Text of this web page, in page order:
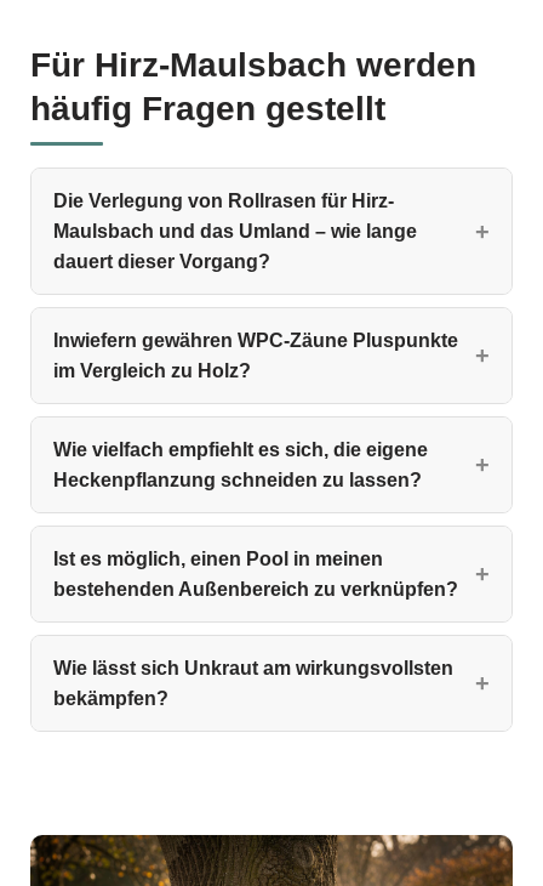
Für Hirz-Maulsbach werden
häufig Fragen gestellt
Die Verlegung von Rollrasen für Hirz-
Maulsbach und das Umland – wie lange
dauert dieser Vorgang?
Inwiefern gewähren WPC‑Zäune Pluspunkte
im Vergleich zu Holz?
Wie vielfach empfiehlt es sich, die eigene
Heckenpflanzung schneiden zu lassen?
Ist es möglich, einen Pool in meinen
bestehenden Außenbereich zu verknüpfen?
Wie lässt sich Unkraut am wirkungsvollsten
bekämpfen?